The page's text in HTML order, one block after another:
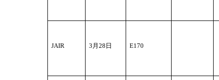
JAIR 3 月28日 E170